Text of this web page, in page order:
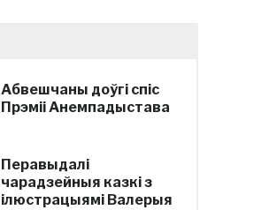
Абвешчаны доўгі спіс
Прэміі Анемпадыстава
Перавыдалі
чарадзейныя казкі з
ілюстрацыямі Валерыя